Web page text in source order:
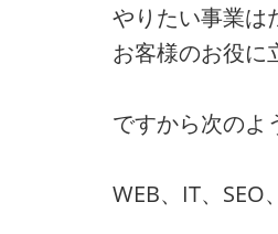
やりたい事業は
お客様のお役に
ですから次のよ
WEB、IT、